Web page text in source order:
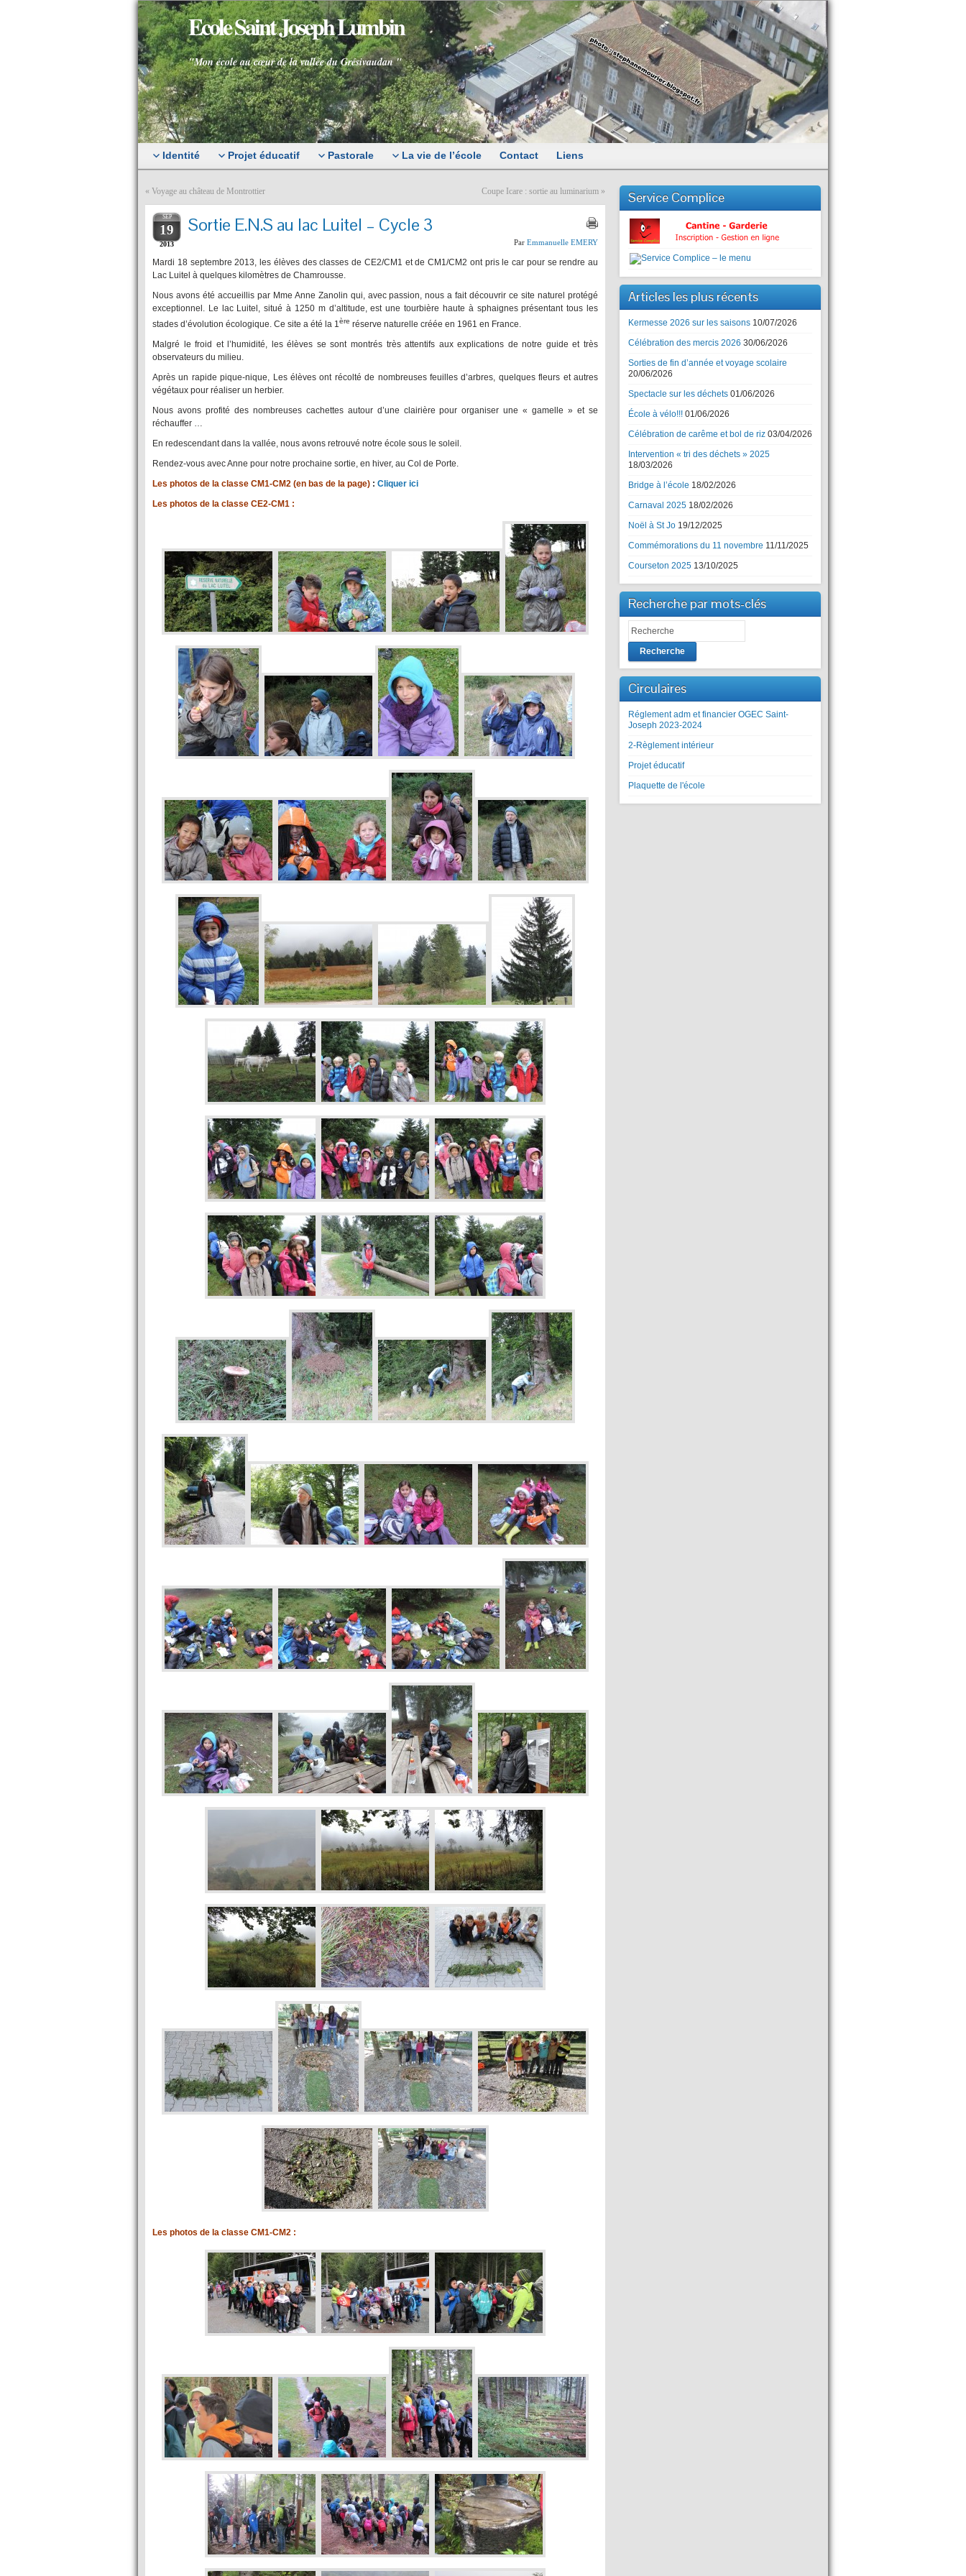
Ecole Saint Joseph Lumbin
"Mon école au cœur de la vallée du Grésivaudan "
Identité Projet éducatif Pastorale La vie de l’école Contact Liens
« Voyage au château de Montrottier Coupe Icare : sortie au luminarium »
SEP
19
2013
Sortie E.N.S au lac Luitel – Cycle 3
Par Emmanuelle EMERY
Mardi 18 septembre 2013, les élèves des classes de CE2/CM1 et de CM1/CM2 ont pris le car pour se rendre au
Lac Luitel à quelques kilomètres de Chamrousse.
Nous avons été accueillis par Mme Anne Zanolin qui, avec passion, nous a fait découvrir ce site naturel protégé
exceptionnel. Le lac Luitel, situé à 1250 m d’altitude, est une tourbière haute à sphaignes présentant tous les
stades d’évolution écologique. Ce site a été la 1ère réserve naturelle créée en 1961 en France.
Malgré le froid et l’humidité, les élèves se sont montrés très attentifs aux explications de notre guide et très
observateurs du milieu.
Après un rapide pique-nique, Les élèves ont récolté de nombreuses feuilles d’arbres, quelques fleurs et autres
végétaux pour réaliser un herbier.
Nous avons profité des nombreuses cachettes autour d’une clairière pour organiser une « gamelle » et se
réchauffer …
En redescendant dans la vallée, nous avons retrouvé notre école sous le soleil.
Rendez-vous avec Anne pour notre prochaine sortie, en hiver, au Col de Porte.
Les photos de la classe CM1-CM2 (en bas de la page) : Cliquer ici
Les photos de la classe CE2-CM1 :
Les photos de la classe CM1-CM2 :
Service Complice
Articles les plus récents
Kermesse 2026 sur les saisons 10/07/2026
Célébration des mercis 2026 30/06/2026
Sorties de fin d’année et voyage scolaire
20/06/2026
Spectacle sur les déchets 01/06/2026
École à vélo!!! 01/06/2026
Célébration de carême et bol de riz 03/04/2026
Intervention « tri des déchets » 2025
18/03/2026
Bridge à l’école 18/02/2026
Carnaval 2025 18/02/2026
Noël à St Jo 19/12/2025
Commémorations du 11 novembre 11/11/2025
Courseton 2025 13/10/2025
Recherche par mots-clés
Recherche
Circulaires
Réglement adm et financier OGEC Saint-
Joseph 2023-2024
2-Règlement intérieur
Projet éducatif
Plaquette de l'école